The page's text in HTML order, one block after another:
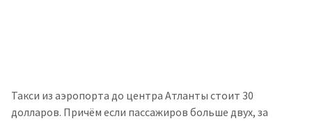
Такси из аэропорта до центра Атланты стоит 30
долларов. Причём если пассажиров больше двух, за